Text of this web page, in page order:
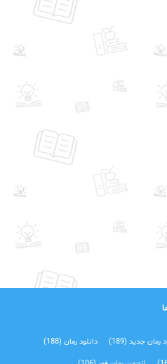
رمان جدید (189) دانلود رمان (188)